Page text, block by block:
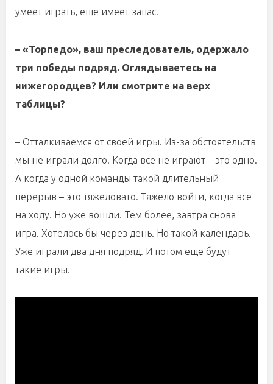
умеет играть, еще имеет запас.
– «Торпедо», ваш преследователь, одержало
три победы подряд. Оглядываетесь на
нижегородцев? Или смотрите на верх
таблицы?
– Отталкиваемся от своей игры. Из-за обстоятельств
мы не играли долго. Когда все не играют – это одно.
А когда у одной команды такой длительный
перерыв – это тяжеловато. Тяжело войти, когда все
на ходу. Но уже вошли. Тем более, завтра снова
игра. Хотелось бы через день. Но такой календарь.
Уже играли два дня подряд. И потом еще будут
такие игры.